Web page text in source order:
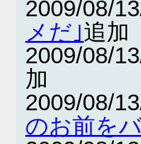
2009/08/
メだ｣追加
2009/08/
加
2009/08/
のお前を